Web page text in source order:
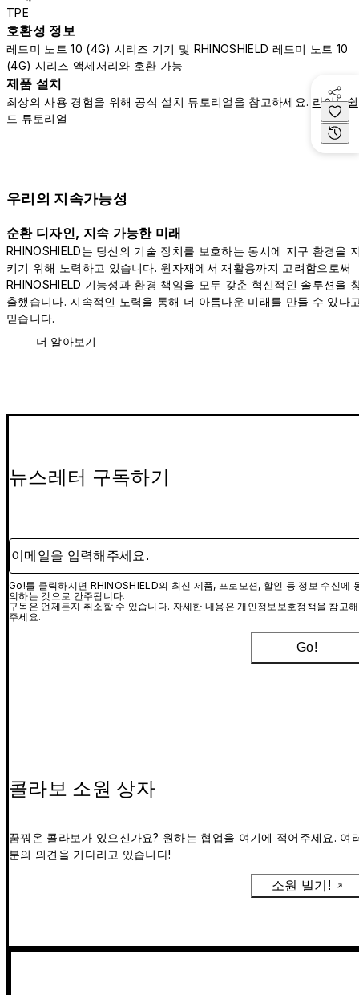
TPE
호환성 정보
레드미 노트 10 (4G) 시리즈 기기 및 RHINOSHIELD 레드미 노트 10
(4G) 시리즈 액세서리와 호환 가능
제품 설치
최상의 사용 경험을 위해 공식 설치 튜토리얼을 참고하세요. 라이노쉴
드 튜토리얼
우리의 지속가능성
순환 디자인, 지속 가능한 미래
RHINOSHIELD는 당신의 기술 장치를 보호하는 동시에 지구 환경을
키기 위해 노력하고 있습니다. 원자재에서 재활용까지 고려함으로써
RHINOSHIELD 기능성과 환경 책임을 모두 갖춘 혁신적인 솔루션을
출했습니다. 지속적인 노력을 통해 더 아름다운 미래를 만들 수 있다
믿습니다.
더 알아보기
뉴스레터 구독하기
이메일을 입력해주세요.
Go!를 클릭하시면 RHINOSHIELD의 최신 제품, 프로모션, 할인 등 정보 수신에
의하는 것으로 간주됩니다.
구독은 언제든지 취소할 수 있습니다. 자세한 내용은 개인정보보호정책을 참고해
주세요.
Go!
콜라보 소원 상자
꿈꿔온 콜라보가 있으신가요? 원하는 협업을 여기에 적어주세요. 여
분의 의견을 기다리고 있습니다!
소원 빌기!